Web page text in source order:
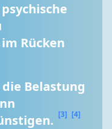
Rücken
Belastung
[3] [4]